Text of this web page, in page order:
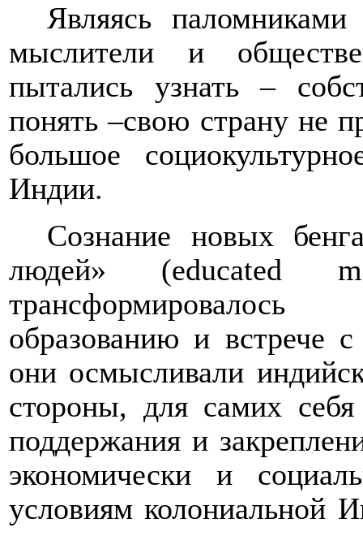
Являясь
мыслители и
пытались узнать –
понять ‒свою страну не
большое
Индии.
Сознание новых
людей» (educated
образованию и встрече
они осмысливали
стороны, для самих
поддержания и
экономически и
условиям колониальной